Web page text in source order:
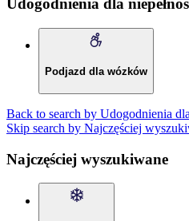
Udogodnienia dla
Podjazd dla wózków
Back to search by Udogodnienia
Skip search by Najczęściej
Najczęściej wyszukiwane